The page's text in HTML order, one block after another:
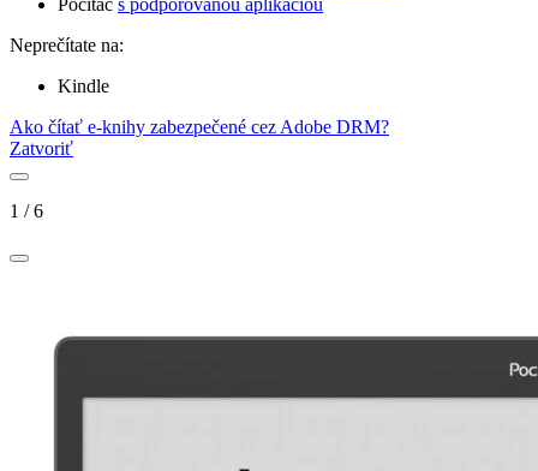
Počítač s podporovanou aplikáciou
Neprečítate na:
Kindle
Ako čítať e-knihy zabezpečené cez Adobe DRM?
Zatvoriť
1 /6